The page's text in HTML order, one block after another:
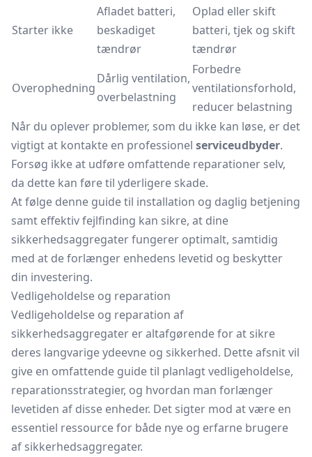
Starter ikke
Afladet batteri,
beskadiget
tændrør
Oplad eller skift
batteri, tjek og skift
tændrør
Overophedning
Dårlig ventilation,
overbelastning
Forbedre
ventilationsforhold,
reducer belastning
Når du oplever problemer, som du ikke kan løse, er det
vigtigt at kontakte en professionel serviceudbyder.
Forsøg ikke at udføre omfattende reparationer selv,
da dette kan føre til yderligere skade.
At følge denne guide til installation og daglig betjening
samt effektiv fejlfinding kan sikre, at dine
sikkerhedsaggregater fungerer optimalt, samtidig
med at de forlænger enhedens levetid og beskytter
din investering.
Vedligeholdelse og reparation
Vedligeholdelse og reparation af
sikkerhedsaggregater er altafgørende for at sikre
deres langvarige ydeevne og sikkerhed. Dette afsnit vil
give en omfattende guide til planlagt vedligeholdelse,
reparationsstrategier, og hvordan man forlænger
levetiden af disse enheder. Det sigter mod at være en
essentiel ressource for både nye og erfarne brugere
af sikkerhedsaggregater.